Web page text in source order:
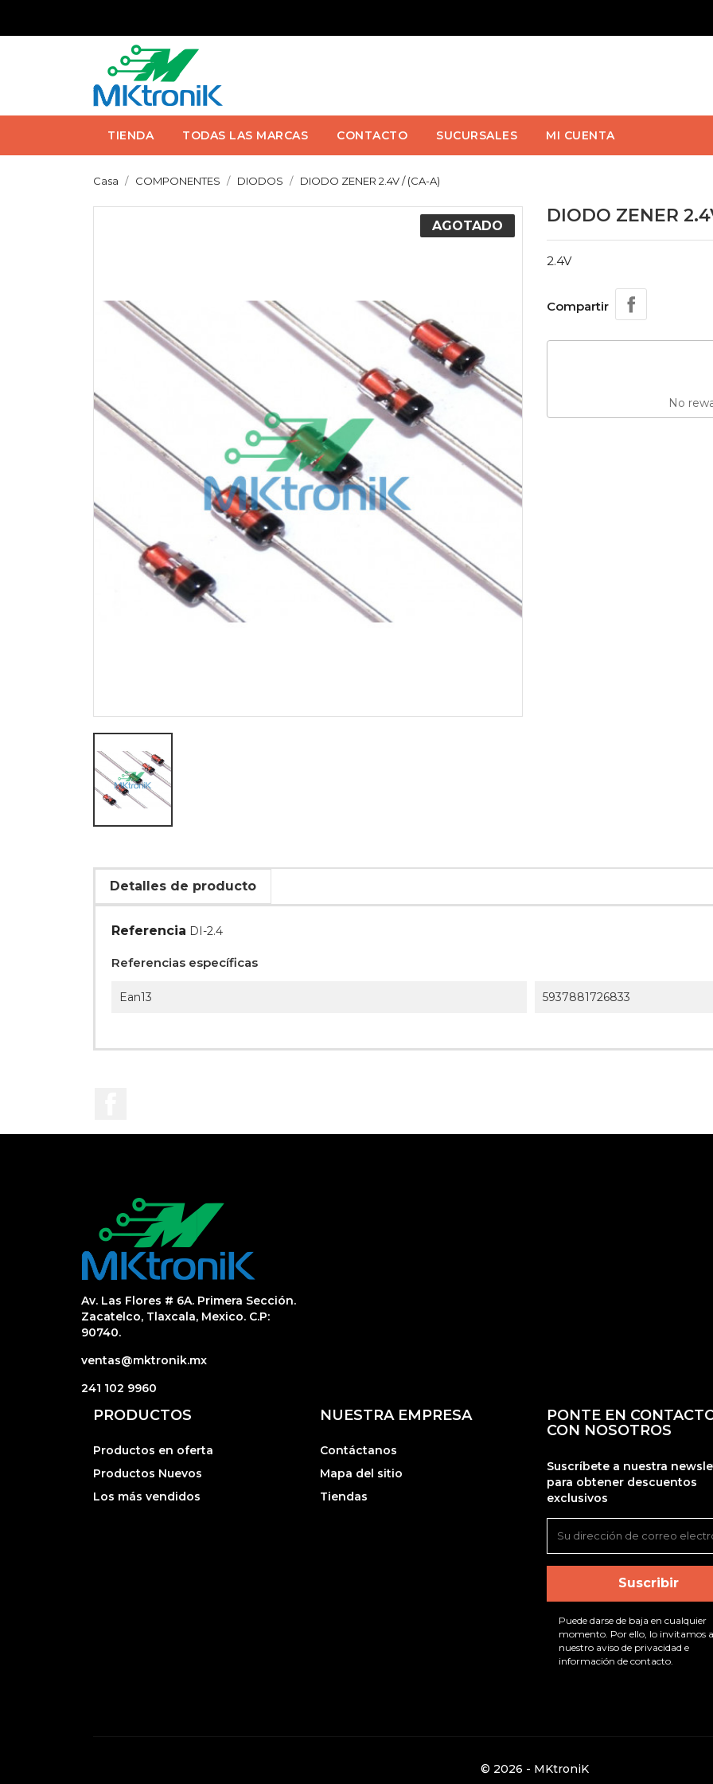
TIENDA TODAS LAS MARCAS CONTACTO SUCURSALES MI CUENTA
Casa COMPONENTES DIODOS DIODO ZENER 2.4V / (CA-A)
AGOTADO DIODO ZENER
2.4V
Compartir
No
Detalles de producto
Referencia DI-2.4
Referencias específicas
Ean13 5937881726833
Av. Las Flores # 6A. Primera Sección.
Zacatelco, Tlaxcala, Mexico. C.P:
90740.
ventas@mktronik.mx
241 102 9960
PRODUCTOS
Productos en oferta
Productos Nuevos
Los más vendidos
NUESTRA EMPRESA
Contáctanos
Mapa del sitio
Tiendas
PONTE EN
CON NOSOTROS
Suscríbete a nuestra
para obtener descuentos
exclusivos
Puede darse de baja en cualquier
momento. Por ello, lo invitamos
nuestro aviso de privacidad e
información de contacto.
© 2026 - MKtroniK